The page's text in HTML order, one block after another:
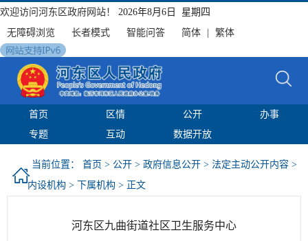
欢迎访问河东区政府网站！
2026年8月6日 星期四
无障碍浏览
长者模式 智能问答 简体 繁体
首页 区情 公开
办事
专题
互动 数据开放
当前位置： 首页 > 公开 > 政府信息公开 > 法定主动公开内容 >
内设机构 > 下属机构 > 正文
河东区九曲街道社区卫生服务中心